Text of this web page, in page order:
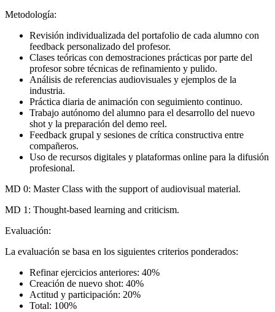
Metodología:
Revisión individualizada del portafolio de cada alumno con
feedback personalizado del profesor.
Clases teóricas con demostraciones prácticas por parte del
profesor sobre técnicas de refinamiento y pulido.
Análisis de referencias audiovisuales y ejemplos de la
industria.
Práctica diaria de animación con seguimiento continuo.
Trabajo autónomo del alumno para el desarrollo del nuevo
shot y la preparación del demo reel.
Feedback grupal y sesiones de crítica constructiva entre
compañeros.
Uso de recursos digitales y plataformas online para la difusión
profesional.
MD 0: Master Class with the support of audiovisual material.
MD 1: Thought-based learning and criticism.
Evaluación:
La evaluación se basa en los siguientes criterios ponderados:
Refinar ejercicios anteriores: 40%
Creación de nuevo shot: 40%
Actitud y participación: 20%
Total: 100%